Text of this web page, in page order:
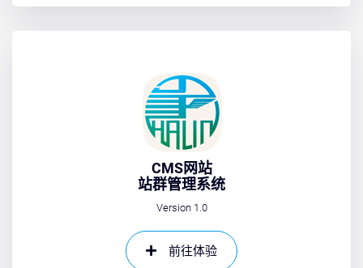
CMS网站
站群管理系统
Version 1.0
前往体验